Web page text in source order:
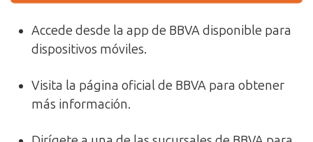
Accede desde la app de BBVA disponible para
dispositivos móviles.
Visita la página oficial de BBVA para obtener
más información.